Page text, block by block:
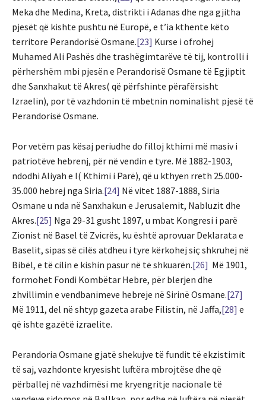
Meka dhe Medina, Kreta, distrikti i Adanas dhe nga gjitha
pjesët që kishte pushtu në Europë, e t’ia kthente këto
territore Perandorisë Osmane.[23] Kurse i ofrohej
Muhamed Ali Pashës dhe trashëgimtarëve të tij, kontrolli i
përhershëm mbi pjesën e Perandorisë Osmane të Egjiptit
dhe Sanxhakut të Akres( që përfshinte përafërsisht
Izraelin), por të vazhdonin të mbetnin nominalisht pjesë të
Perandorisë Osmane.
Por vetëm pas kësaj periudhe do filloj kthimi më masiv i
patriotëve hebrenj, për në vendin e tyre. Më 1882-1903,
ndodhi Aliyah e I( Kthimi i Parë), që u kthyen rreth 25.000-
35.000 hebrej nga Siria.[24] Në vitet 1887-1888, Siria
Osmane u nda në Sanxhakun e Jerusalemit, Nabluzit dhe
Akres.[25] Nga 29-31 gusht 1897, u mbat Kongresi i parë
Zionist në Basel të Zvicrës, ku është aprovuar Deklarata e
Baselit, sipas së cilës atdheu i tyre kërkohej siç shkruhej në
Bibël, e të cilin e kishin pasur në të shkuarën.[26] Më 1901,
formohet Fondi Kombëtar Hebre, për blerjen dhe
zhvillimin e vendbanimeve hebreje në Sirinë Osmane.[27]
Më 1911, del në shtyp gazeta arabe Filistin, në Jaffa,[28] e
që ishte gazëtë izraelite.
Perandoria Osmane gjatë shekujve të fundit të ekzistimit
të saj, vazhdonte kryesisht luftëra mbrojtëse dhe që
përballej në vazhdimësi me kryengritje nacionale të